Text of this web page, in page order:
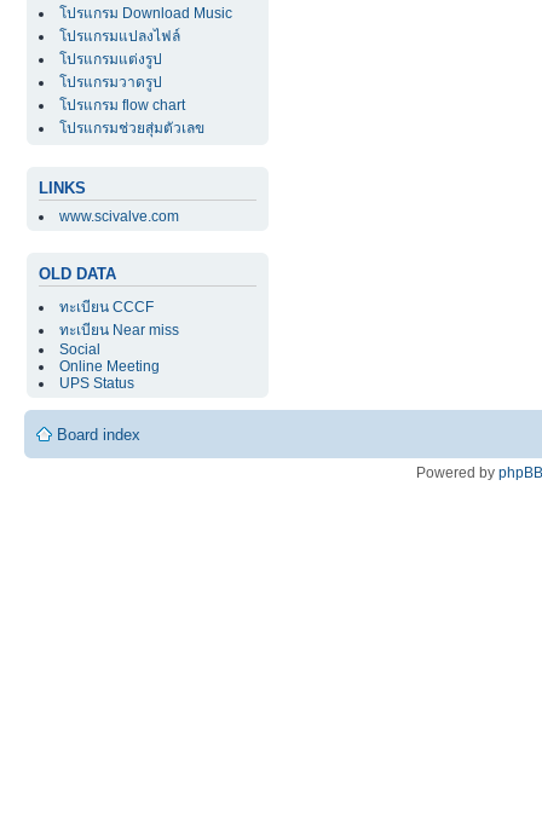
โปรแกรม Download Music
โปรแกรมแปลงไฟล์
โปรแกรมแต่งรูป
โปรแกรมวาดรูป
โปรแกรม flow chart
โปรแกรมช่วยสุ่มตัวเลข
LINKS
www.scivalve.com
OLD DATA
ทะเบียน CCCF
ทะเบียน Near miss
Social
Online Meeting
UPS Status
Board index
Powered by phpBB